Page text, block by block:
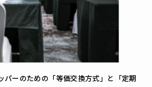
パーのための「等価交換方式」と「定期